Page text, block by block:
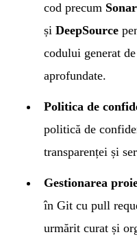
cod precum
și DeepSource
codului generat
aprofundate.
Politica de
politică de
transparenței și
Gestionarea
în Git cu pull
urmărit curat și